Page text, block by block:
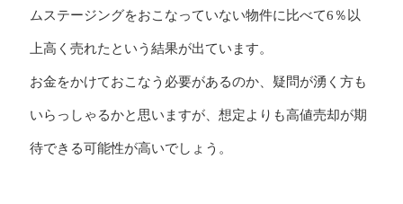
ムステージングをおこなっていない物件に比べて6％以
上高く売れたという結果が出ています。
お金をかけておこなう必要があるのか、疑問が湧く方も
いらっしゃるかと思いますが、想定よりも高値売却が期
待できる可能性が高いでしょう。